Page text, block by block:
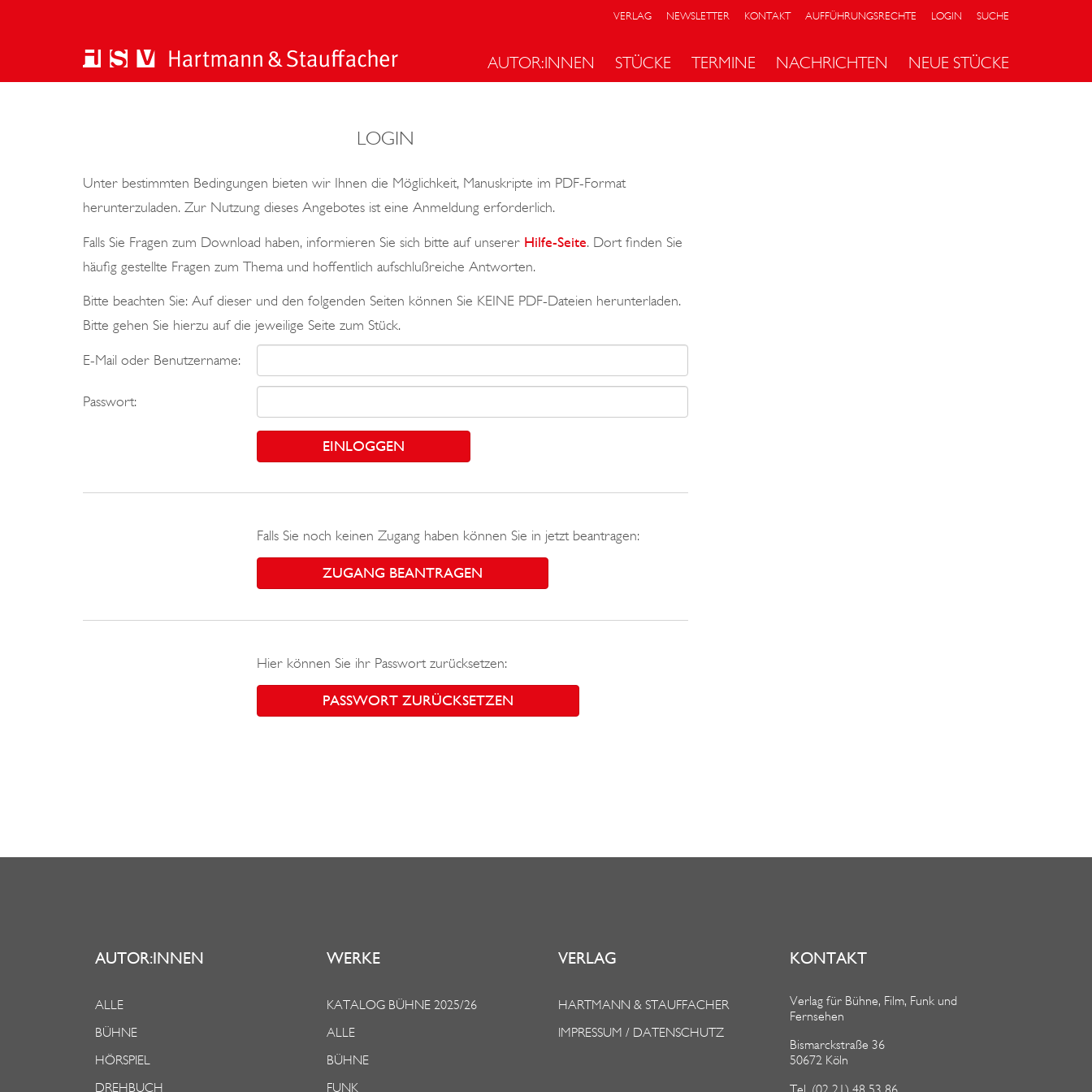
VERLAG NEWSLETTER KONTAKT AUFFÜHRUNGSRECHTE LOGIN SUCHE
AUTOR:INNEN STÜCKE TERMINE NACHRICHTEN NEUE STÜCKE
LOGIN
Unter bestimmten Bedingungen bieten wir Ihnen die Möglichkeit, Manuskripte im PDF-Format
herunterzuladen. Zur Nutzung dieses Angebotes ist eine Anmeldung erforderlich.
Falls Sie Fragen zum Download haben, informieren Sie sich bitte auf unserer Hilfe-Seite. Dort finden Sie
häufig gestellte Fragen zum Thema und hoffentlich aufschlußreiche Antworten.
Bitte beachten Sie: Auf dieser und den folgenden Seiten können Sie KEINE PDF-Dateien herunterladen.
Bitte gehen Sie hierzu auf die jeweilige Seite zum Stück.
E-Mail oder Benutzername:
Passwort:
Falls Sie noch keinen Zugang haben können Sie in jetzt beantragen:
ZUGANG BEANTRAGEN
Hier können Sie ihr Passwort zurücksetzen:
PASSWORT ZURÜCKSETZEN
AUTOR:INNEN
ALLE
BÜHNE
HÖRSPIEL
DREHBUCH
WERKE
KATALOG BÜHNE 2025/26
ALLE
BÜHNE
FUNK
VERLAG
HARTMANN & STAUFFACHER
IMPRESSUM / DATENSCHUTZ
KONTAKT
Verlag für Bühne, Film, Funk und
Fernsehen
Bismarckstraße 36
50672 Köln
Tel. (02 21) 48 53 86